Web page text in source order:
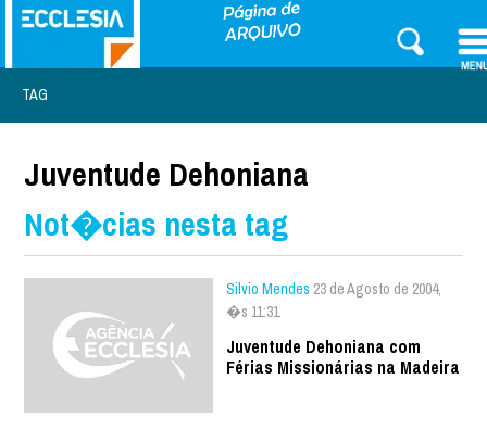
TAG
Juventude Dehoniana
Not�cias nesta tag
Silvio Mendes 23 de Agosto de 2004,
�s 11:31
Juventude Dehoniana com
Férias Missionárias na Madeira